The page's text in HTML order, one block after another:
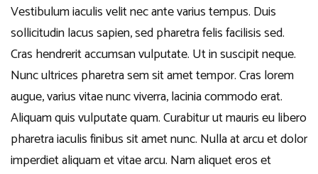
Vestibulum iaculis velit nec ante varius tempus. Duis
sollicitudin lacus sapien, sed pharetra felis facilisis sed.
Cras hendrerit accumsan vulputate. Ut in suscipit neque.
Nunc ultrices pharetra sem sit amet tempor. Cras lorem
augue, varius vitae nunc viverra, lacinia commodo erat.
Aliquam quis vulputate quam. Curabitur ut mauris eu libero
pharetra iaculis finibus sit amet nunc. Nulla at arcu et dolor
imperdiet aliquam et vitae arcu. Nam aliquet eros et